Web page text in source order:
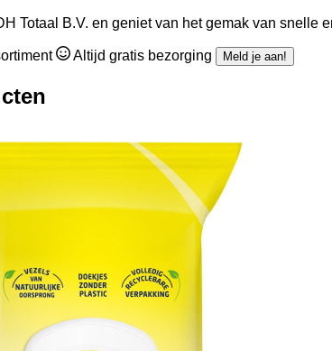
Totaal B.V. en geniet van het gemak van snelle
Altijd gratis bezorging Meld je aan!